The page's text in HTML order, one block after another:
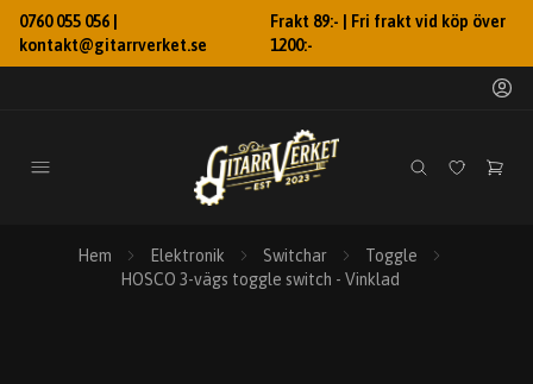
0760 055 056 |
kontakt@gitarrverket.se
Frakt 89:- | Fri frakt vid köp över
1200:-
Hem Elektronik Switchar
Toggle
HOSCO 3-vägs toggle switch - Vinklad